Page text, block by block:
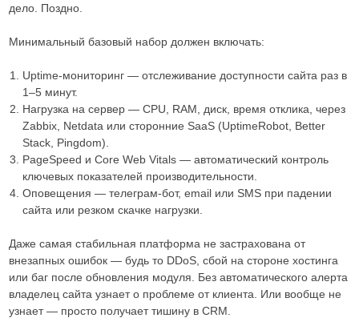
дело. Поздно.
Минимальный базовый набор должен включать:
Uptime-мониторинг — отслеживание доступности сайта раз в
1–5 минут.
Нагрузка на сервер — CPU, RAM, диск, время отклика, через
Zabbix, Netdata или сторонние SaaS (UptimeRobot, Better
Stack, Pingdom).
PageSpeed и Core Web Vitals — автоматический контроль
ключевых показателей производительности.
Оповещения — телеграм-бот, email или SMS при падении
сайта или резком скачке нагрузки.
Даже самая стабильная платформа не застрахована от
внезапных ошибок — будь то DDoS, сбой на стороне хостинга
или баг после обновления модуля. Без автоматического алерта
владелец сайта узнает о проблеме от клиента. Или вообще не
узнает — просто получает тишину в CRM.